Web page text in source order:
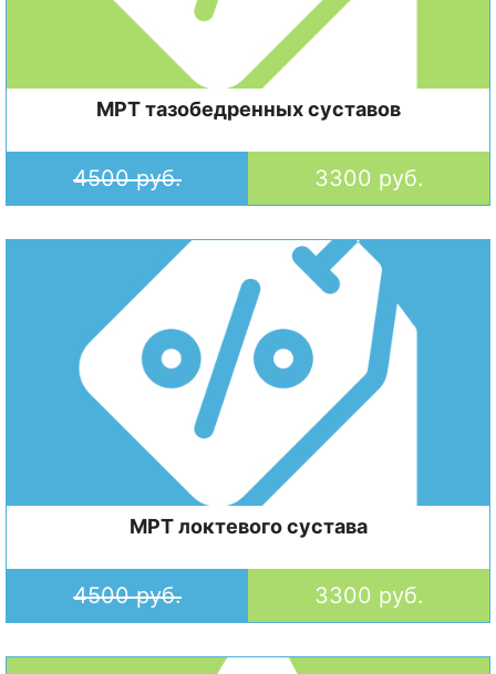
МРТ тазобедренных суставов
4500 руб. 3300 руб.
МРТ локтевого сустава
4500 руб. 3300 руб.